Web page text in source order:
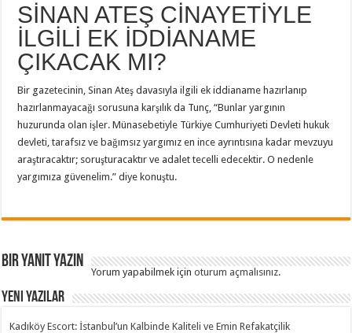
SİNAN ATEŞ CİNAYETİYLE
İLGİLİ EK İDDİANAME
ÇIKACAK MI?
Bir gazetecinin, Sinan Ateş davasıyla ilgili ek iddianame hazırlanıp
hazırlanmayacağı sorusuna karşılık da Tunç, “Bunlar yargının
huzurunda olan işler. Münasebetiyle Türkiye Cumhuriyeti Devleti hukuk
devleti, tarafsız ve bağımsız yargımız en ince ayrıntısına kadar mevzuyu
araştıracaktır; soruşturacaktır ve adalet tecelli edecektir. O nedenle
yargımıza güvenelim.” diye konuştu.
Bir yanıt yazın
Yorum yapabilmek içinoturum açmalısınız.
Yeni Yazılar
Kadıköy Escort: İstanbul’un Kalbinde Kaliteli ve Emin Refakatçilik